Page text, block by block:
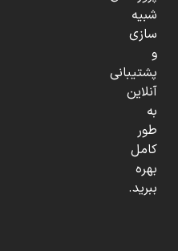
شبیه
سازی
و
پشتیبانی
آنلاین
به
طور
کامل
بهره
ببرید.